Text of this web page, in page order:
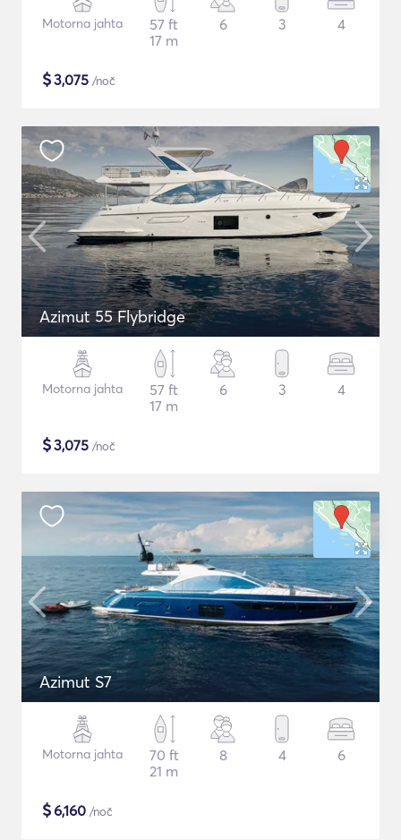
Motorna jahta
57 ft
17 m
6 3 4
$3,075 /noč
Azimut 55 Flybridge
Motorna jahta
57 ft
17 m
6 3 4
$3,075 /noč
Azimut S7
Motorna jahta
70 ft
21 m
8 4 6
$6,160 /noč